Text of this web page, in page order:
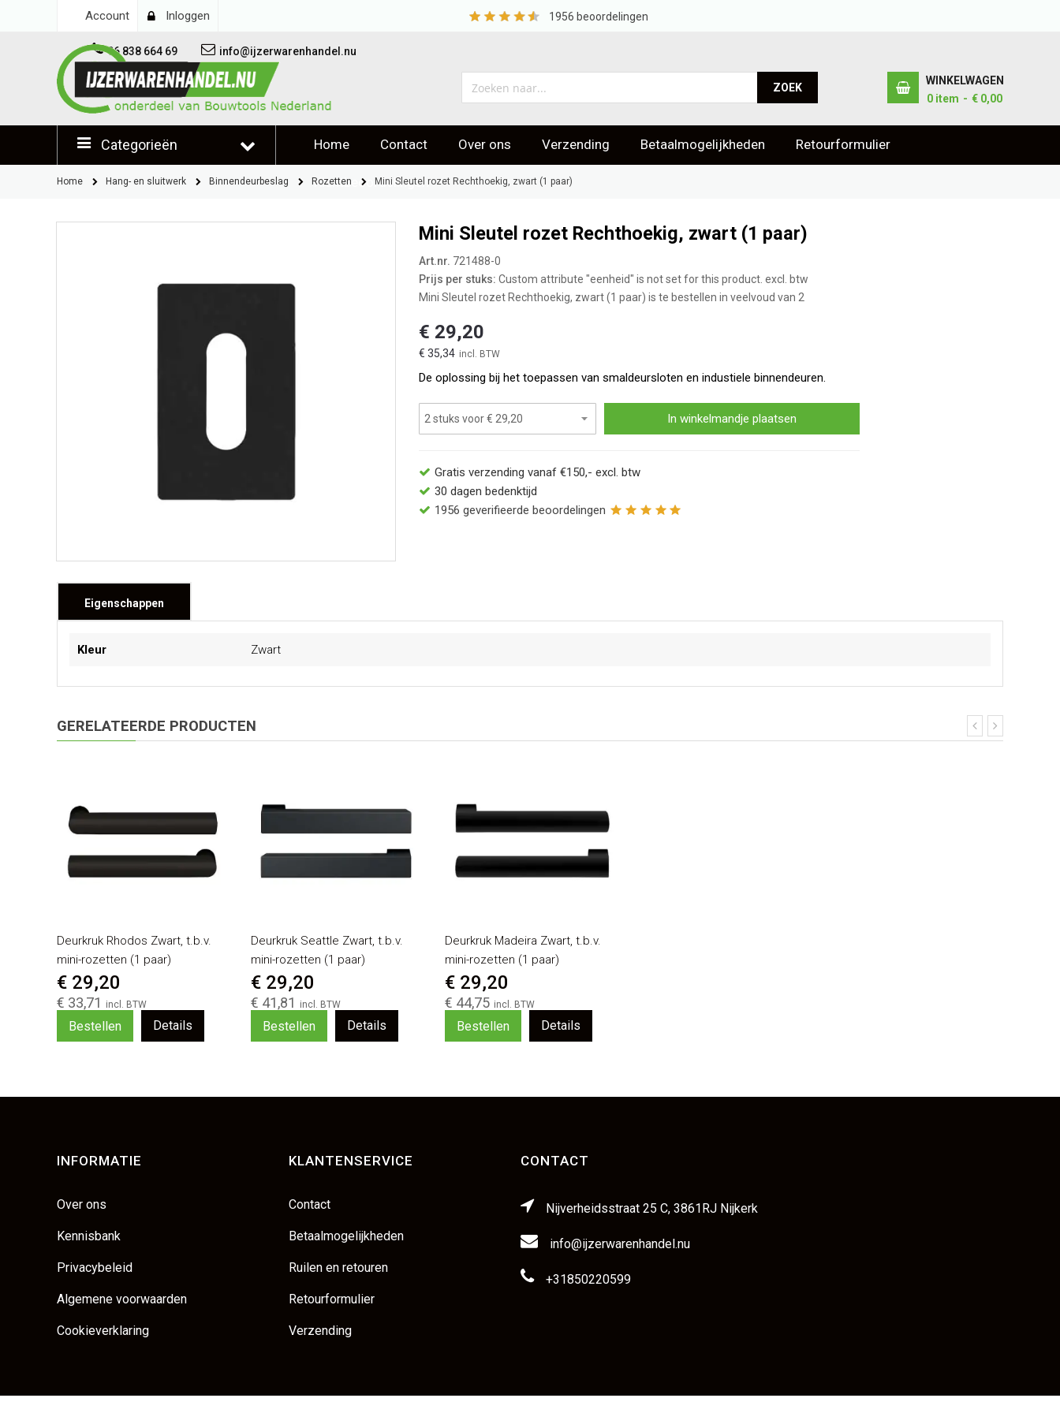
Account Inloggen 1956 beoordelingen
06 838 664 69 info@ijzerwarenhandel.nu
ZOEK
WINKELWAGEN
0 item € 0,00
Categorieën Home Contact Over ons Verzending Betaalmogelijkheden Retourformulier
Klantbeoordelingen
Home Hang- en sluitwerk Binnendeurbeslag Rozetten Mini Sleutel rozet Rechthoekig, zwart (1 paar)
Mini Sleutel rozet Rechthoekig, zwart (1 paar)
Art.nr. 721488-0
Prijs per stuks: Custom attribute "eenheid" is not set for this product. excl. btw
Mini Sleutel rozet Rechthoekig, zwart (1 paar) is te bestellen in veelvoud van 2
€ 35,34
€ 29,20
De oplossing bij het toepassen van smaldeursloten en industiele binnendeuren.
In winkelmandje plaatsen
Gratis verzending vanaf €150,- excl. btw
30 dagen bedenktijd
1956 geverifieerde beoordelingen
Eigenschappen
informatie
Kleur Zwart
GERELATEERDE PRODUCTEN
Deurkruk Rhodos Zwart, t.b.v.
mini-rozetten (1 paar)
€ 33,71
€ 29,20
Bestellen Details
Deurkruk Seattle Zwart, t.b.v.
mini-rozetten (1 paar)
€ 41,81
€ 29,20
Bestellen Details
Deurkruk Madeira Zwart, t.b.v.
mini-rozetten (1 paar)
€ 44,75
€ 29,20
Bestellen Details
INFORMATIE
Over ons
Kennisbank
Privacybeleid
Algemene voorwaarden
Cookieverklaring
KLANTENSERVICE
Contact
Betaalmogelijkheden
Ruilen en retouren
Retourformulier
Verzending
CONTACT
Nijverheidsstraat 25 C, 3861RJ Nijkerk
info@ijzerwarenhandel.nu
+31850220599